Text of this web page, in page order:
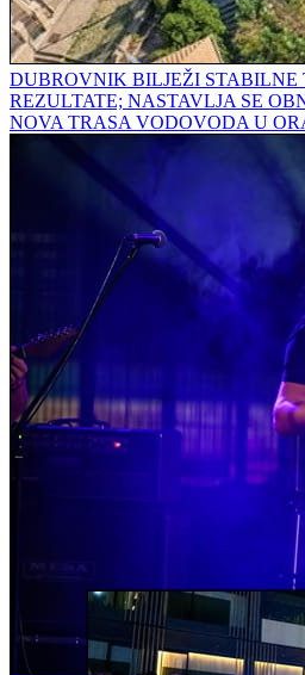
DUBROVNIK BILJEŽI STABILNE
REZULTATE; NASTAVLJA SE
NOVA TRASA VODOVODA U